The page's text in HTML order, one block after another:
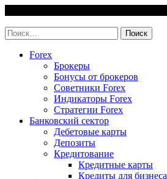
content
Найти:
Forex
Брокеры
Бонусы от брокеров
Советники Forex
Индикаторы Forex
Стратегии Forex
Банковский сектор
Дебетовые карты
Депозиты
Кредитование
Кредитные карты
Кредиты для бизнеса